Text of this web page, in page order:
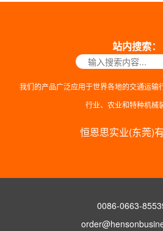
站内搜索：
我们的产品广泛应用于世界各地的交通运输
行业、农业和特种机械
恒恩思实业(东莞)
0086-0663-